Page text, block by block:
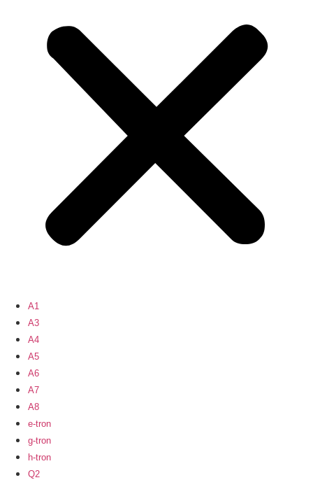
A1
A3
A4
A5
A6
A7
A8
e-tron
g-tron
h-tron
Q2